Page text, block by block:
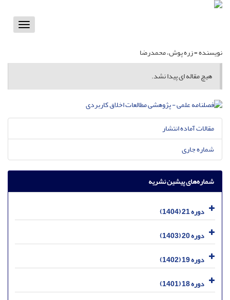
Toggle
نویسنده =زره پوش، محمدرضا
هیچ مقاله ای پیدا نشد.
مقالات آماده انتشار
شماره جاری
شماره‌های پیشین نشریه
دوره 21 (1404)
دوره 20 (1403)
دوره 19 (1402)
دوره 18 (1401)